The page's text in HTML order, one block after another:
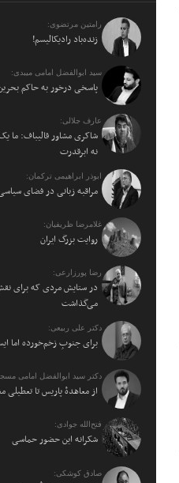
رامتین مرتضوی:
زنده‌باد رادیکالیسم!
سید ابوالفضل امامی میبدی:
پاسخی درخور به حاکم
عارف جلالی:
شاکری مشاور قالیباف: ما
نه ابرقدرت
ابوذر ابراهیمی ترکمان:
مراقبه زبانی در فضای
غلامرضا ظریفیان:
روایت بزرگ ایران
رضا پورزارعی:
در ستایش مردی که برای
می‌گذاشت
دکتر علی ربیعی:
برای جنوبِ زخم‌خورده اما
دکتر سید ابوالفضل امامی
از معاهدهٔ پاریس تا تعطیلی
فتح‌الله جوادی:
شکرانه این حضور حماسی
صادق کوشکی: